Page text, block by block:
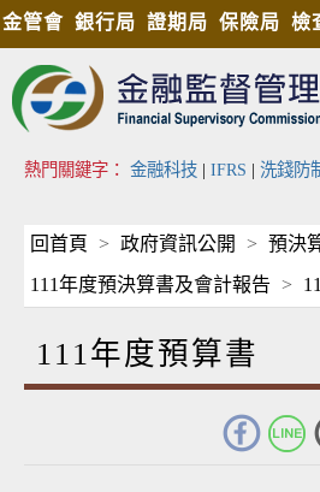
金管會 銀行局 證期局 保險局 檢
熱門關鍵字： 金融科技 | IFRS | 洗錢防
回首頁 政府資訊公開
預決
111年度預決算書及會計報告
111年度預算書